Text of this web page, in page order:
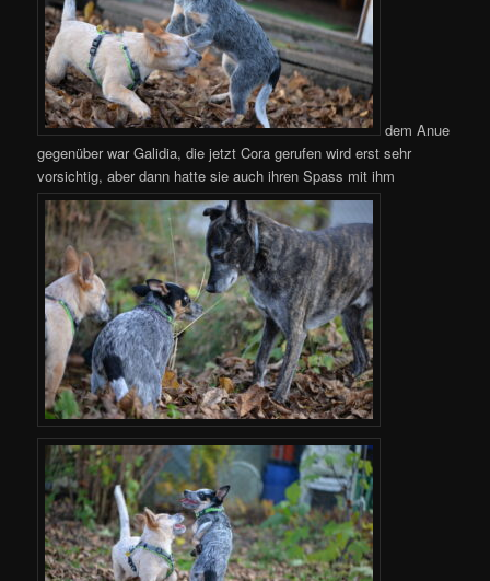
dem Anue
gegenüber war Galidia, die jetzt Cora gerufen wird erst sehr
vorsichtig, aber dann hatte sie auch ihren Spass mit ihm